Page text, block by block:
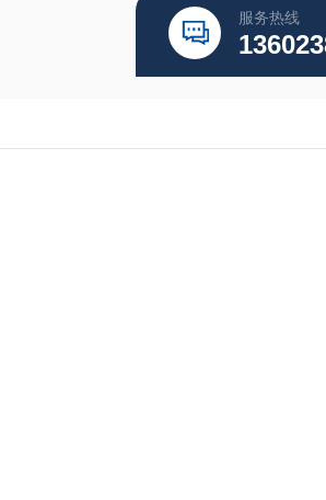
服务热线